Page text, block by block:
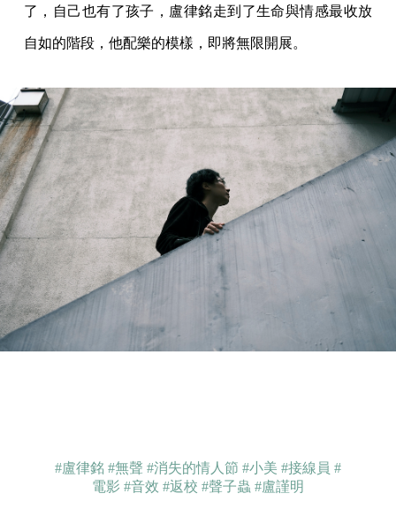
了，自己也有了孩子，盧律銘走到了生命與情感最收放
自如的階段，他配樂的模樣，即將無限開展。
#盧律銘 #無聲 #消失的情人節 #小美 #接線員 #
電影 #音效 #返校 #聲子蟲 #盧謹明